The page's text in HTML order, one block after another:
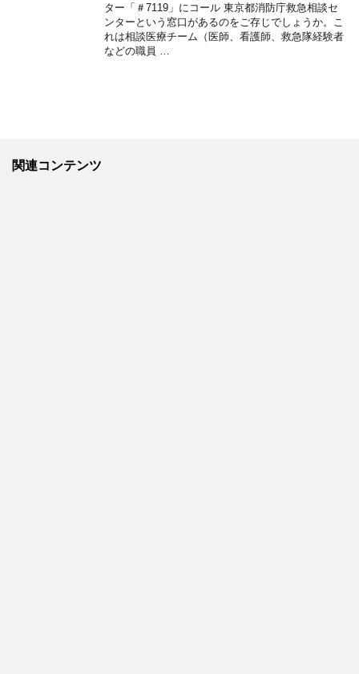
ター「＃7119」にコール 東京都消防庁救急相談セ
ンターという窓口があるのをご存じでしょうか。こ
れは相談医療チーム（医師、看護師、救急隊経験者
などの職員 …
関連コンテンツ